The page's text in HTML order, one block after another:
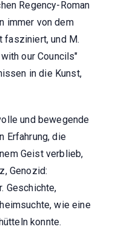
Regency-Roman
immer von dem
fasziniert, und M.
our Councils"
in die Kunst,
und bewegende
Erfahrung, die
Geist verblieb,
Genozid:
Geschichte,
wie eine
konnte.